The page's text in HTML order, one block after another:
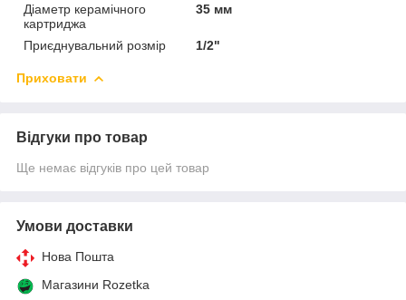
Діаметр керамічного
картриджа
35 мм
Приєднувальний розмір 1/2"
Приховати
Відгуки про товар
Ще немає відгуків про цей товар
Умови доставки
Нова Пошта
Магазини Rozetka